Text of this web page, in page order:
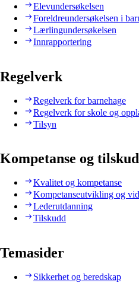
Elevundersøkelsen
Foreldreundersøkelsen i
Lærlingundersøkelsen
Innrapportering
Regelverk
Regelverk for barnehage
Regelverk for skole og
Tilsyn
Kompetanse og
Kvalitet og kompetanse
Kompetanseutvikling og
Lederutdanning
Tilskudd
Temasider
Sikkerhet og beredskap